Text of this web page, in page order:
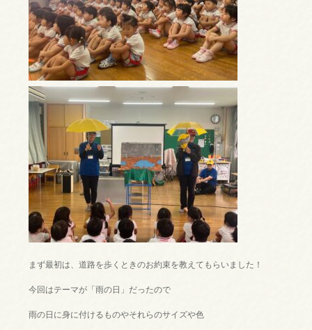
まず最初は、道路を歩くときのお約束を教えてもらいました！
今回はテーマが「雨の日」だったので
雨の日に身に付けるものやそれらのサイズや色